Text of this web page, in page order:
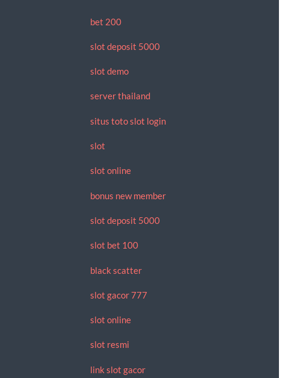
bet 200
slot deposit 5000
slot demo
server thailand
situs toto slot login
slot
slot online
bonus new member
slot deposit 5000
slot bet 100
black scatter
slot gacor 777
slot online
slot resmi
link slot gacor